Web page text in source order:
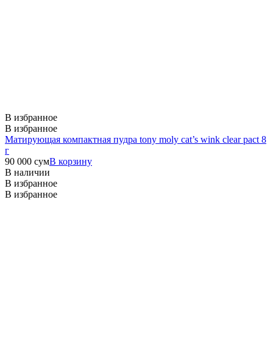
В избранное
В избранное
Матирующая компактная пудра tony moly cat’s wink clear pact 8
г
90 000 сумВ корзину
В наличии
В избранное
В избранное